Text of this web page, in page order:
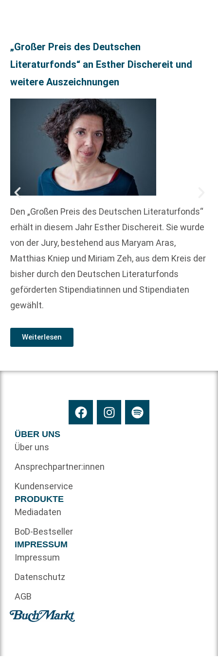
„Großer Preis des Deutschen
Literaturfonds“ an Esther Dischereit und
weitere Auszeichnungen
Den „Großen Preis des Deutschen Literaturfonds“
erhält in diesem Jahr Esther Dischereit. Sie wurde
von der Jury, bestehend aus Maryam Aras,
Matthias Kniep und Miriam Zeh, aus dem Kreis der
bisher durch den Deutschen Literaturfonds
geförderten Stipendiatinnen und Stipendiaten
gewählt.
Weiterlesen
ÜBER UNS
Über uns
Ansprechpartner:innen
Kundenservice
PRODUKTE
Mediadaten
BoD-Bestseller
IMPRESSUM
Impressum
Datenschutz
AGB